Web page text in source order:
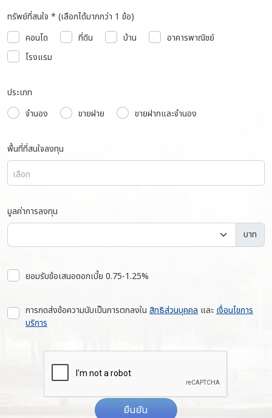
ทรัพย์ที่สนใจ * (เลือกได้มากกว่า 1 ข้อ)
คอนโด
ที่ดิน บ้าน
อาคารพาณิชย์
โรงแรม
ประเภท
จำนอง
ขายฝาย ขายฝากและจำนอง
พื้นที่ที่สนใจลงทุน
เลือก
มูลค่าการลงทุน
บาท
ยอมรับข้อเสนอดอกเบี้ย 0.75-1.25%
การกดส่งข้อความนับเป็นการตกลงใน สิทธิส่วนบุคคล และ เงื่อนไขการ
บริการ
ยืนยัน